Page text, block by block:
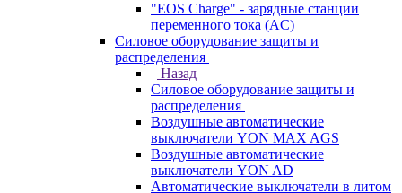
"EOS Charge" - зарядные станции
переменного тока (AC)
Силовое оборудование защиты и
распределения
Назад
Силовое оборудование защиты и
распределения
Воздушные автоматические
выключатели YON MAX AGS
Воздушные автоматические
выключатели YON AD
Автоматические выключатели в литом